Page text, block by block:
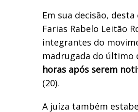
Em sua decisão,
Farias Rabelo Leitão
integrantes do
madrugada do último
horas após serem
(20).
A juíza também